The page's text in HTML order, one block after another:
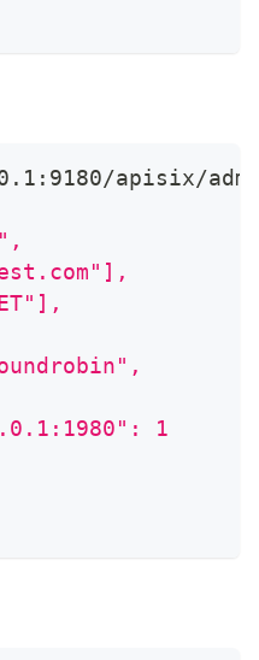
apisix/
1